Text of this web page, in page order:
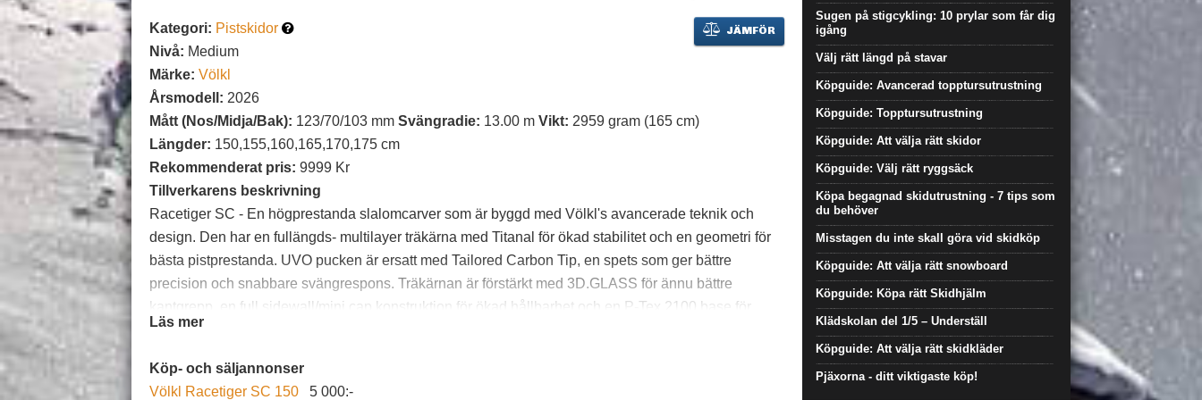
JÄMFÖR
Kategori: Pistskidor
Nivå: Medium
Märke: Völkl
Årsmodell: 2026
Mått (Nos/Midja/Bak): 123/70/103 mm Svängradie: 13.00 m Vikt: 2959 gram (165 cm)
Längder: 150,155,160,165,170,175 cm
Rekommenderat pris: 9999 Kr
Tillverkarens beskrivning
Racetiger SC - En högprestanda slalomcarver som är byggd med Völkl's avancerade teknik och
design. Den har en fullängds- multilayer träkärna med Titanal för ökad stabilitet och en geometri för
bästa pistprestanda. UVO pucken är ersatt med Tailored Carbon Tip, en spets som ger bättre
precision och snabbare svängrespons. Träkärnan är förstärkt med 3D.GLASS för ännu bättre
kantgrepp, en full sidewall/mini cap konstruktion för ökad hållbarhet och en P-Tex 2100 base för
bästa glid. Tip Rocker ger en mjuk start och bra kontroll på ingången i svängen. SC är för den
fantastiskt kantgrepp. Tillverkad i Tyskland med högsta kvalitet och finish.
Läs mer
Köp- och säljannonser
Völkl Racetiger SC 150
5 000:-
Sugen på stigcykling: 10 prylar som får dig
igång
Välj rätt längd på stavar
Köpguide: Avancerad topptursutrustning
Köpguide: Topptursutrustning
Köpguide: Att välja rätt skidor
Köpguide: Välj rätt ryggsäck
Köpa begagnad skidutrustning - 7 tips som
du behöver
Misstagen du inte skall göra vid skidköp
Köpguide: Att välja rätt snowboard
Köpguide: Köpa rätt Skidhjälm
Klädskolan del 1/5 – Underställ
Köpguide: Att välja rätt skidkläder
Pjäxorna - ditt viktigaste köp!